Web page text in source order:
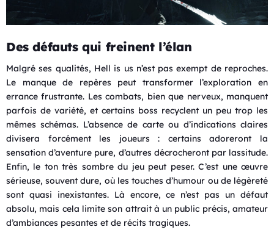
Des défauts qui freinent l’élan
Malgré ses qualités, Hell is us n’est pas exempt de reproches.
Le manque de repères peut transformer l’exploration en
errance frustrante. Les combats, bien que nerveux, manquent
parfois de variété, et certains boss recyclent un peu trop les
mêmes schémas. L’absence de carte ou d’indications claires
divisera forcément les joueurs : certains adoreront la
sensation d’aventure pure, d’autres décrocheront par lassitude.
Enfin, le ton très sombre du jeu peut peser. C’est une œuvre
sérieuse, souvent dure, où les touches d’humour ou de légèreté
sont quasi inexistantes. Là encore, ce n’est pas un défaut
absolu, mais cela limite son attrait à un public précis, amateur
d’ambiances pesantes et de récits tragiques.